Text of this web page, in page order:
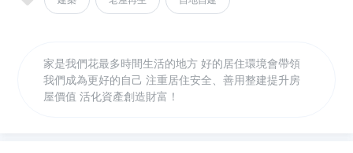
家是我們花最多時間生活的地方 好的居住環境會帶領
我們成為更好的自己 注重居住安全、善用整建提升房
屋價值 活化資產創造財富！